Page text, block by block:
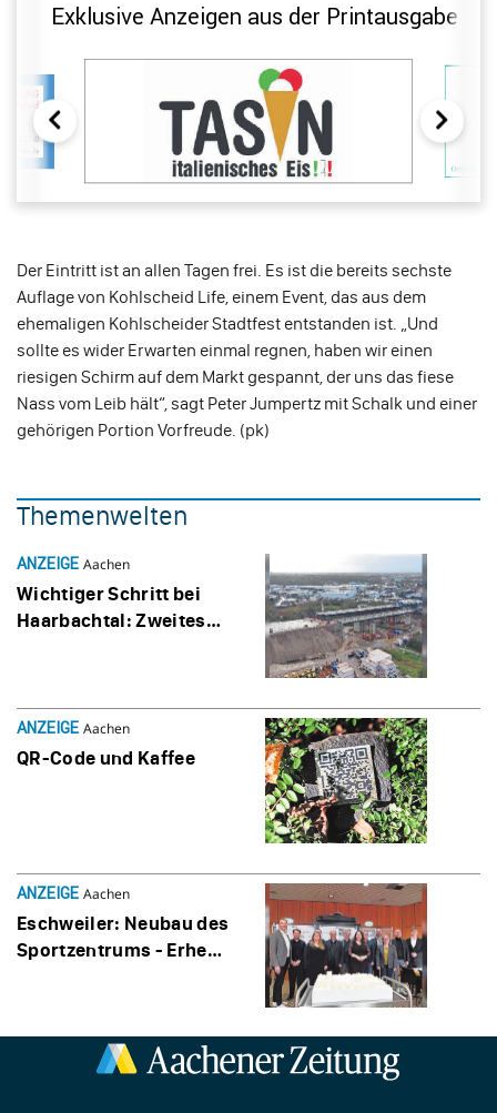
Exklusive Anzeigen aus der Printausgabe
Der Eintritt ist an allen Tagen frei. Es ist die bereits sechste
Auflage von Kohlscheid Life, einem Event, das aus dem
ehemaligen Kohlscheider Stadtfest entstanden ist. „Und
sollte es wider Erwarten einmal regnen, haben wir einen
riesigen Schirm auf dem Markt gespannt, der uns das fiese
Nass vom Leib hält“, sagt Peter Jumpertz mit Schalk und einer
gehörigen Portion Vorfreude. (pk)
Themenwelten
ANZEIGE Aachen
Wich­tiger Schritt bei
Haar­bachtal: Zweites
ANZEIGE Aachen
QR-Code und Kaffee
ANZEIGE Aachen
Esch­weiler: Neubau des
Sport­zen­trums - Erheb­